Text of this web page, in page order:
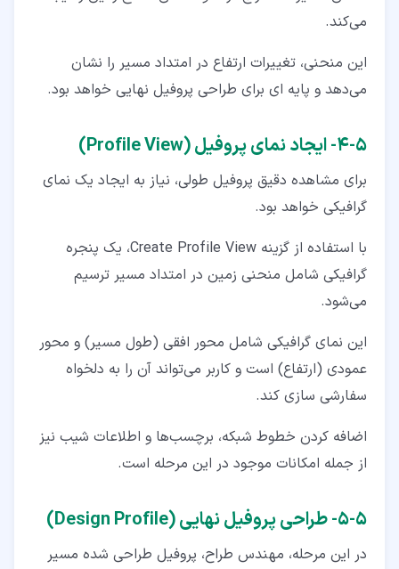
می‌کند.
این منحنی، تغییرات ارتفاع در امتداد مسیر را نشان
می‌دهد و پایه‌ ای برای طراحی پروفیل نهایی خواهد بود.
۵‏-‏۴‏- ایجاد نمای پروفیل (Profile View)
برای مشاهده دقیق پروفیل طولی، نیاز به ایجاد یک نمای
گرافیکی خواهد بود.
با استفاده از گزینه Create Profile View، یک پنجره
گرافیکی شامل منحنی زمین در امتداد مسیر ترسیم
می‌شود.
این نمای گرافیکی شامل محور افقی (طول مسیر) و محور
عمودی (ارتفاع) است و کاربر می‌تواند آن را به دلخواه
سفارشی ‌سازی کند.
اضافه‌ کردن خطوط شبکه، برچسب‌ها و اطلاعات شیب نیز
از جمله امکانات موجود در این مرحله است.
۵‏-‏۵‏- طراحی پروفیل نهایی (Design Profile)
در این مرحله، مهندس طراح، پروفیل طراحی ‌شده مسیر